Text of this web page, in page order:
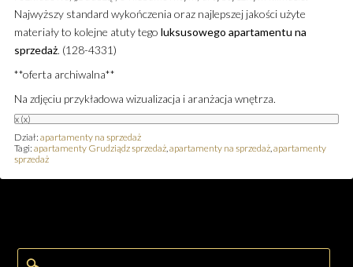
Najwyższy standard wykończenia oraz najlepszej jakości użyte
materiały to kolejne atuty tego luksusowego apartamentu na
sprzedaż. (128-4331)
**oferta archiwalna**
Na zdjęciu przykładowa wizualizacja i aranżacja wnętrza.
x (x)
Dział: apartamenty na sprzedaż
Tagi: apartamenty Grudziądz sprzedaż, apartamenty na sprzedaż, apartamenty
sprzedaż